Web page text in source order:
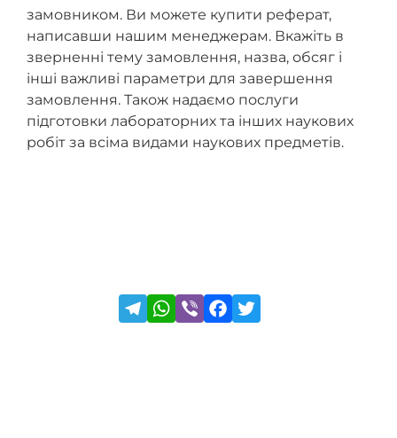
замовником. Ви можете купити реферат,
написавши нашим менеджерам. Вкажіть в
зверненні тему замовлення, назва, обсяг і
інші важливі параметри для завершення
замовлення. Також надаємо послуги
підготовки лабораторних та інших наукових
робіт за всіма видами наукових предметів.